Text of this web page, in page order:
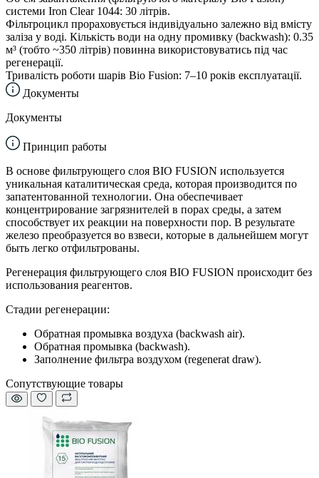
системи Iron Clear 1044: 30 літрів.
Фільтроцикл прораховується індивідуально залежно від вмісту
заліза у воді. Кількість води на одну промивку (backwash): 0.35
м³ (тобто ~350 літрів) повинна використовуватись під час
регенерації.
Тривалість роботи шарів Bio Fusion: 7–10 років експлуатації.
Документы
Документы
Принцип работы
В основе фильтрующего слоя BIO FUSION используется
уникальная каталитическая среда, которая производится по
запатентованной технологии. Она обеспечивает
концентрирование загрязнителей в порах среды, а затем
способствует их реакции на поверхности пор. В результате
железо преобразуется во взвеси, которые в дальнейшем могут
быть легко отфильтрованы.
Регенерация фильтрующего слоя BIO FUSION происходит без
использования реагентов.
Стадии регенерации:
Обратная промывка воздуха (backwash air).
Обратная промывка (backwash).
Заполнение фильтра воздухом (regenerat draw).
Сопутствующие товары